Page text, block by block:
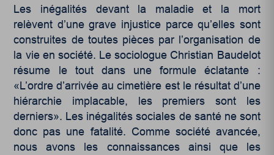
Les inégalités devant la maladie et la mort
relèvent d’une grave injustice parce qu’elles sont
construites de toutes pièces par l’organisation de
la vie en société. Le sociologue Christian Baudelot
résume le tout dans une formule éclatante :
«L’ordre d’arrivée au cimetière est le résultat d’une
hiérarchie implacable, les premiers sont les
derniers». Les inégalités sociales de santé ne sont
donc pas une fatalité. Comme société avancée,
nous avons les connaissances ainsi que les